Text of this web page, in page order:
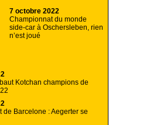
7 octobre 2022
Championnat du monde
side-car à Oschersleben, rien
n’est joué
Kotchan champions de
de Barcelone : Aegerter se